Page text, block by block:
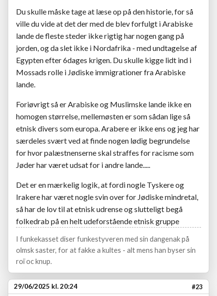
Du skulle måske tage at læse op på den historie, for så
ville du vide at det der med de blev forfulgt i Arabiske
lande de fleste steder ikke rigtig har nogen gang på
jorden, og da slet ikke i Nordafrika - med undtagelse af
Egypten efter 6dages krigen. Du skulle kigge lidt ind i
Mossads rolle i Jødiske immigrationer fra Arabiske
lande.
Foriøvrigt så er Arabiske og Muslimske lande ikke en
homogen størrelse, mellemøsten er som sådan lige så
etnisk divers som europa. Arabere er ikke ens og jeg har
særdeles svært ved at finde nogen lødig begrundelse
for hvor palæstnenserne skal straffes for racisme som
Jøder har været udsat for i andre lande.....
Det er en mærkelig logik, at fordi nogle Tyskere og
Irakere har været nogle svin over for Jødiske mindretal,
så har de lov til at etnisk udrense og slutteligt begå
folkedrab på en helt udeforstående etnisk gruppe
I funkekasset diser funkestyveren med sin dangenak på
olmsk saster, for at fakke a kultes - alt mens han byser sin
roï oc knup.
29/06/2025 kl. 20:24 #23